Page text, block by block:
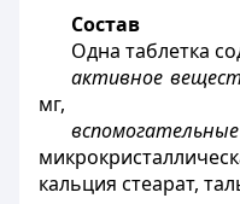
Состав
Одна таблетка
активное
мг,
кальция стеарат,